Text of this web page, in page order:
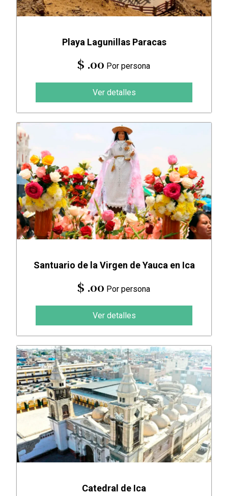
Playa Lagunillas Paracas
$ .00 Por persona
Ver detalles
Santuario de la Virgen de Yauca en Ica
$ .00 Por persona
Ver detalles
Catedral de Ica